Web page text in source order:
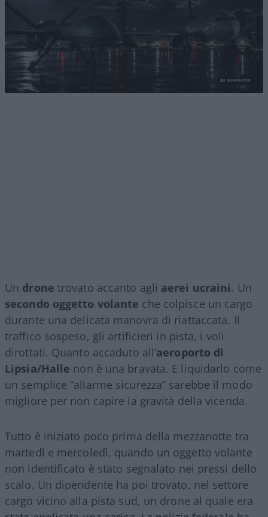
Un drone trovato accanto agli aerei ucraini. Un
secondo oggetto volante che colpisce un cargo
durante una delicata manovra di riattaccata. Il
traffico sospeso, gli artificieri in pista, i voli
dirottati. Quanto accaduto all’aeroporto di
Lipsia/Halle non è una bravata. E liquidarlo come
un semplice “allarme sicurezza” sarebbe il modo
migliore per non capire la gravità della vicenda.
Tutto è iniziato poco prima della mezzanotte tra
martedì e mercoledì, quando un oggetto volante
non identificato è stato segnalato nei pressi dello
scalo. Un dipendente ha poi trovato, nel settore
cargo vicino alla pista sud, un drone al quale era